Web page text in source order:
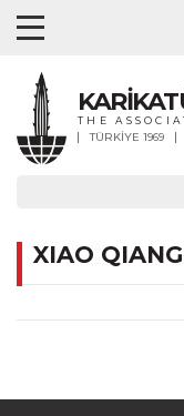
THE
TÜRKİYE 1969
XIAO